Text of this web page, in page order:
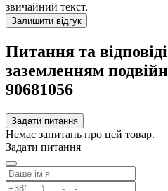
звичайний текст.
Залишити відгук
Питання та
заземленням
90681056
Задати питання
Немає запитань про цей товар.
Задати питання